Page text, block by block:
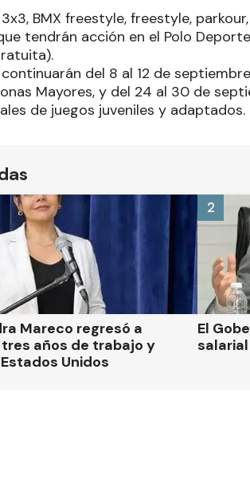
BMX freestyle, freestyle,
tendrán acción en el Polo
del 8 al 12 de
Mayores, y del 24 al 30 de
de juegos juveniles y adaptados.
Mareco regresó a
años de trabajo y
Unidos
El
2